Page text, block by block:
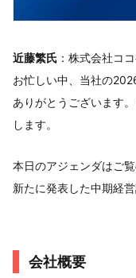
近藤繁氏 ：株式会社コ
お忙しい中、当社の
ありがとうございます
します。
本日のアジェンダはご
新たに発表した中期経
会社概要